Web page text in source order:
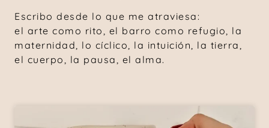
Escribo desde lo que me atraviesa:
el arte como rito, el barro como refugio, la
maternidad, lo cíclico, la intuición, la tierra,
el cuerpo, la pausa, el alma.